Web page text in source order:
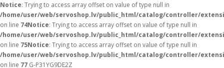
Notice: Trying to access array offset on value of type null in
/home/user/web/servoshop.lv/public_html/catalog/controller/
on line 74Notice: Trying to access array offset on value of type null in
/home/user/web/servoshop.lv/public_html/catalog/controller/
on line 75Notice: Trying to access array offset on value of type null in
/home/user/web/servoshop.lv/public_html/catalog/controller/
on line 77 G-P31YG9DE2Z